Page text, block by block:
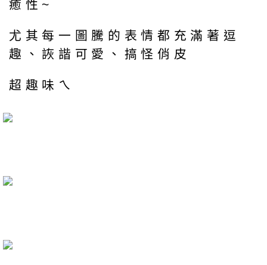
癒性~
尤其每一圖騰的表情都充滿著逗
趣、詼諧可愛、搞怪俏皮
超趣味ㄟ